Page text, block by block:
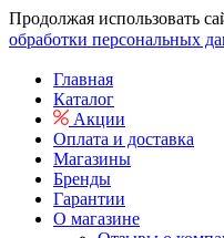
Продолжая использовать
обработки персональных
Главная
Каталог
Акции
Оплата и доставка
Магазины
Бренды
Гарантии
О магазине